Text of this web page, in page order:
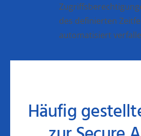
des definierten
automatisiert
Häufig